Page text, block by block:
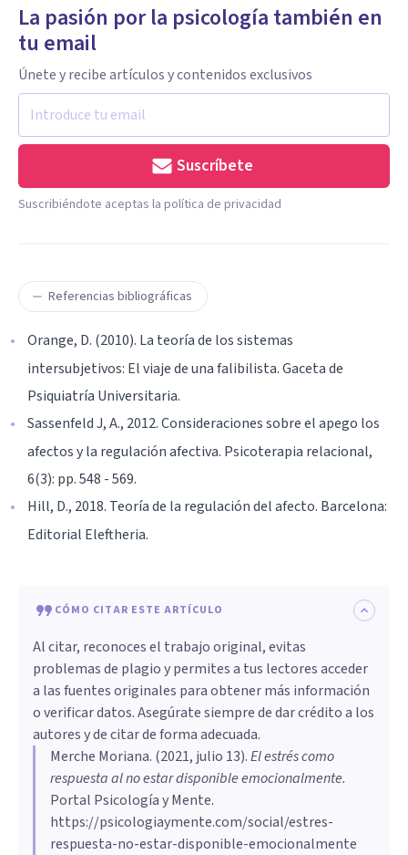
La pasión por la psicología también en
tu email
Únete y recibe artículos y contenidos exclusivos
Suscríbete
Suscribiéndote aceptas la política de privacidad
Referencias bibliográficas
Orange, D. (2010). La teoría de los sistemas
intersubjetivos: El viaje de una falibilista. Gaceta de
Psiquiatría Universitaria.
Sassenfeld J, A., 2012. Consideraciones sobre el apego los
afectos y la regulación afectiva. Psicoterapia relacional,
6(3): pp. 548 - 569.
Hill, D., 2018. Teoría de la regulación del afecto. Barcelona:
Editorial Eleftheria.
CÓMO CITAR ESTE ARTÍCULO
Al citar, reconoces el trabajo original, evitas
problemas de plagio y permites a tus lectores acceder
a las fuentes originales para obtener más información
o verificar datos. Asegúrate siempre de dar crédito a los
autores y de citar de forma adecuada.
Merche Moriana. (2021, julio 13).El estrés como
respuesta al no estar disponible emocionalmente.
Portal Psicología y Mente.
https://psicologiaymente.com/social/estres-
respuesta-no-estar-disponible-emocionalmente